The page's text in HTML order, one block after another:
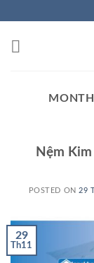
content
Nệm
POSTED ON 29
29
Th11